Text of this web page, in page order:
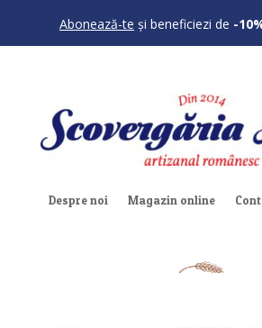
Abonează-te și beneficiezi de -
Despre noi Magazin online